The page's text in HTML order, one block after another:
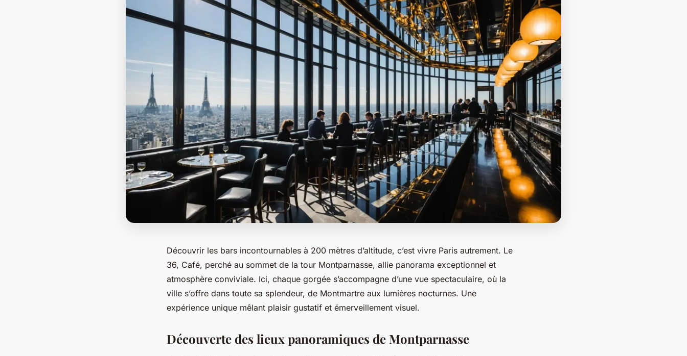
Découvrir les bars incontournables à 200 mètres d’altitude, c’est vivre Paris autrement. Le
36, Café, perché au sommet de la tour Montparnasse, allie panorama exceptionnel et
atmosphère conviviale. Ici, chaque gorgée s’accompagne d’une vue spectaculaire, où la
ville s’offre dans toute sa splendeur, de Montmartre aux lumières nocturnes. Une
expérience unique mêlant plaisir gustatif et émerveillement visuel.
Découverte des lieux panoramiques de Montparnasse